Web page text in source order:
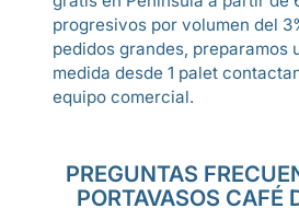
progresivos por volumen del
pedidos grandes, preparamos
medida desde 1 palet
equipo comercial.
PREGUNTAS
PORTAVASOS CAFÉ